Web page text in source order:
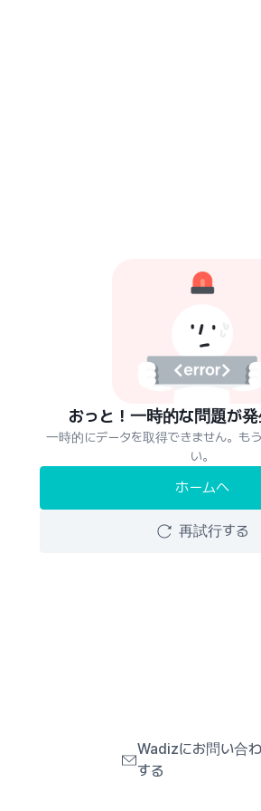
おっと！一時的な問題が
一時的にデータを取得できません。も
い。
ホームへ
再試行する
Wadizにお問い合
する